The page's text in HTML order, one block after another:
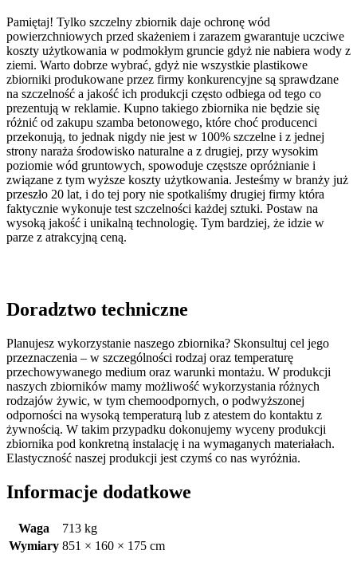
Pamiętaj! Tylko szczelny zbiornik daje ochronę wód
powierzchniowych przed skażeniem i zarazem gwarantuje uczciwe
koszty użytkowania w podmokłym gruncie gdyż nie nabiera wody z
ziemi. Warto dobrze wybrać, gdyż nie wszystkie plastikowe
zbiorniki produkowane przez firmy konkurencyjne są sprawdzane
na szczelność a jakość ich produkcji często odbiega od tego co
prezentują w reklamie. Kupno takiego zbiornika nie będzie się
różnić od zakupu szamba betonowego, które choć producenci
przekonują, to jednak nigdy nie jest w 100% szczelne i z jednej
strony naraża środowisko naturalne a z drugiej, przy wysokim
poziomie wód gruntowych, spowoduje częstsze opróżnianie i
związane z tym wyższe koszty użytkowania. Jesteśmy w branży już
przeszło 20 lat, i do tej pory nie spotkaliśmy drugiej firmy która
faktycznie wykonuje test szczelności każdej sztuki. Postaw na
wysoką jakość i unikalną technologię. Tym bardziej, że idzie w
parze z atrakcyjną ceną.
Doradztwo techniczne
Planujesz wykorzystanie naszego zbiornika? Skonsultuj cel jego
przeznaczenia – w szczególności rodzaj oraz temperaturę
przechowywanego medium oraz warunki montażu. W produkcji
naszych zbiorników mamy możliwość wykorzystania różnych
rodzajów żywic, w tym chemoodpornych, o podwyższonej
odporności na wysoką temperaturą lub z atestem do kontaktu z
żywnością. W takim przypadku dokonujemy wyceny produkcji
zbiornika pod konkretną instalację i na wymaganych materiałach.
Elastyczność naszej produkcji jest czymś co nas wyróżnia.
Informacje dodatkowe
Waga
713 kg
Wymiary 851 × 160 × 175 cm